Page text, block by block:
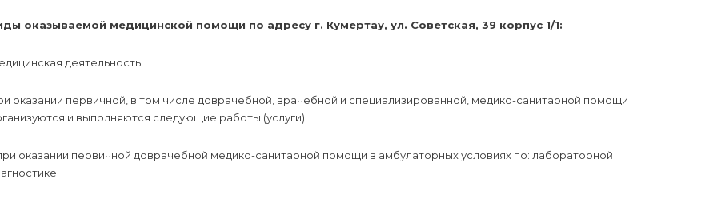
оказываемой медицинской помощи по адресу г. Кумертау, ул. Советская, 39 корпус 1/1:
деятельность:
оказании первичной, в том числе доврачебной, врачебной и специализированной, медико-санитарной помощи
и выполняются следующие работы (услуги):
оказании первичной доврачебной медико-санитарной помощи в амбулаторных условиях по: лабораторной